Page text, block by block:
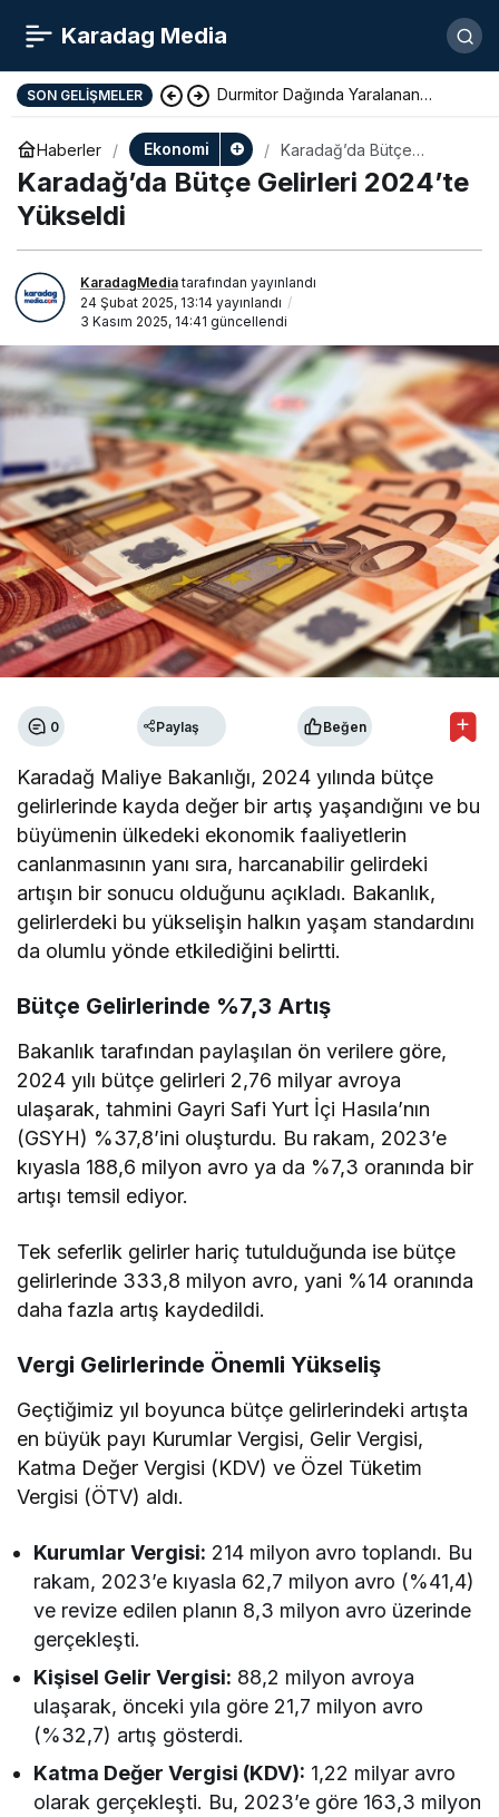
Karadag Media
SON GELIŞMELER Durmitor Dağında Yaralanan
Yunan Turist Başarıyla Kurtarıldı
Haberler Ekonomi
Karadağ’da Bütçe
Gelirleri 2024’te Yükseldi
Karadağ’da Bütçe Gelirleri 2024’te
Yükseldi
KaradagMediatarafından yayınlandı
24 Şubat 2025, 13:14 yayınlandı
3 Kasım 2025, 14:41 güncellendi
0 Paylaş Beğen
Karadağ Maliye Bakanlığı, 2024 yılında bütçe
gelirlerinde kayda değer bir artış yaşandığını ve bu
büyümenin ülkedeki ekonomik faaliyetlerin
canlanmasının yanı sıra, harcanabilir gelirdeki
artışın bir sonucu olduğunu açıkladı. Bakanlık,
gelirlerdeki bu yükselişin halkın yaşam standardını
da olumlu yönde etkilediğini belirtti.
Bütçe Gelirlerinde %7,3 Artış
Bakanlık tarafından paylaşılan ön verilere göre,
2024 yılı bütçe gelirleri 2,76 milyar avroya
ulaşarak, tahmini Gayri Safi Yurt İçi Hasıla’nın
(GSYH) %37,8’ini oluşturdu. Bu rakam, 2023’e
kıyasla 188,6 milyon avro ya da %7,3 oranında bir
artışı temsil ediyor.
Tek seferlik gelirler hariç tutulduğunda ise bütçe
gelirlerinde 333,8 milyon avro, yani %14 oranında
daha fazla artış kaydedildi.
Vergi Gelirlerinde Önemli Yükseliş
Geçtiğimiz yıl boyunca bütçe gelirlerindeki artışta
en büyük payı Kurumlar Vergisi, Gelir Vergisi,
Katma Değer Vergisi (KDV) ve Özel Tüketim
Vergisi (ÖTV) aldı.
Kurumlar Vergisi: 214 milyon avro toplandı. Bu
rakam, 2023’e kıyasla 62,7 milyon avro (%41,4)
ve revize edilen planın 8,3 milyon avro üzerinde
gerçekleşti.
Kişisel Gelir Vergisi: 88,2 milyon avroya
ulaşarak, önceki yıla göre 21,7 milyon avro
(%32,7) artış gösterdi.
Katma Değer Vergisi (KDV): 1,22 milyar avro
olarak gerçekleşti. Bu, 2023’e göre 163,3 milyon